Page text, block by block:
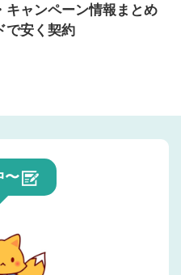
キャンペーン情報まとめ
で安く契約
〜